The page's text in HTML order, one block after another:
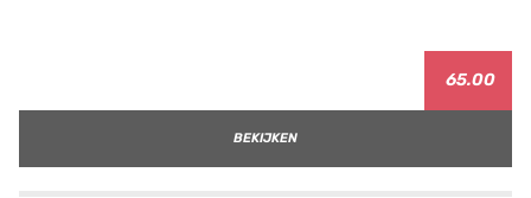
65.00
BEKIJKEN